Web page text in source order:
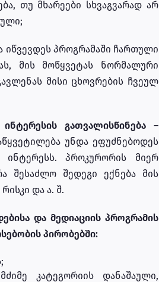
თუ მხარეები სხვაგვარად არ
იწვევდეს პროგრამაში ჩართული
მის მოწყვეტას ნორმალური
მისი ცხოვრების ჩვეულ
გათვალისწინება –
უნდა ეფუძნებოდეს
ინტერესს. პროკურორის მიერ
შესაძლო შედეგი ექნება მის
და ა. შ.
და მედიაციის პროგრამის
პირობებში:
კატეგორიის დანაშაული,